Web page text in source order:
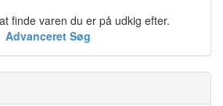
finde varen du er på udkig efter.
Advanceret Søg